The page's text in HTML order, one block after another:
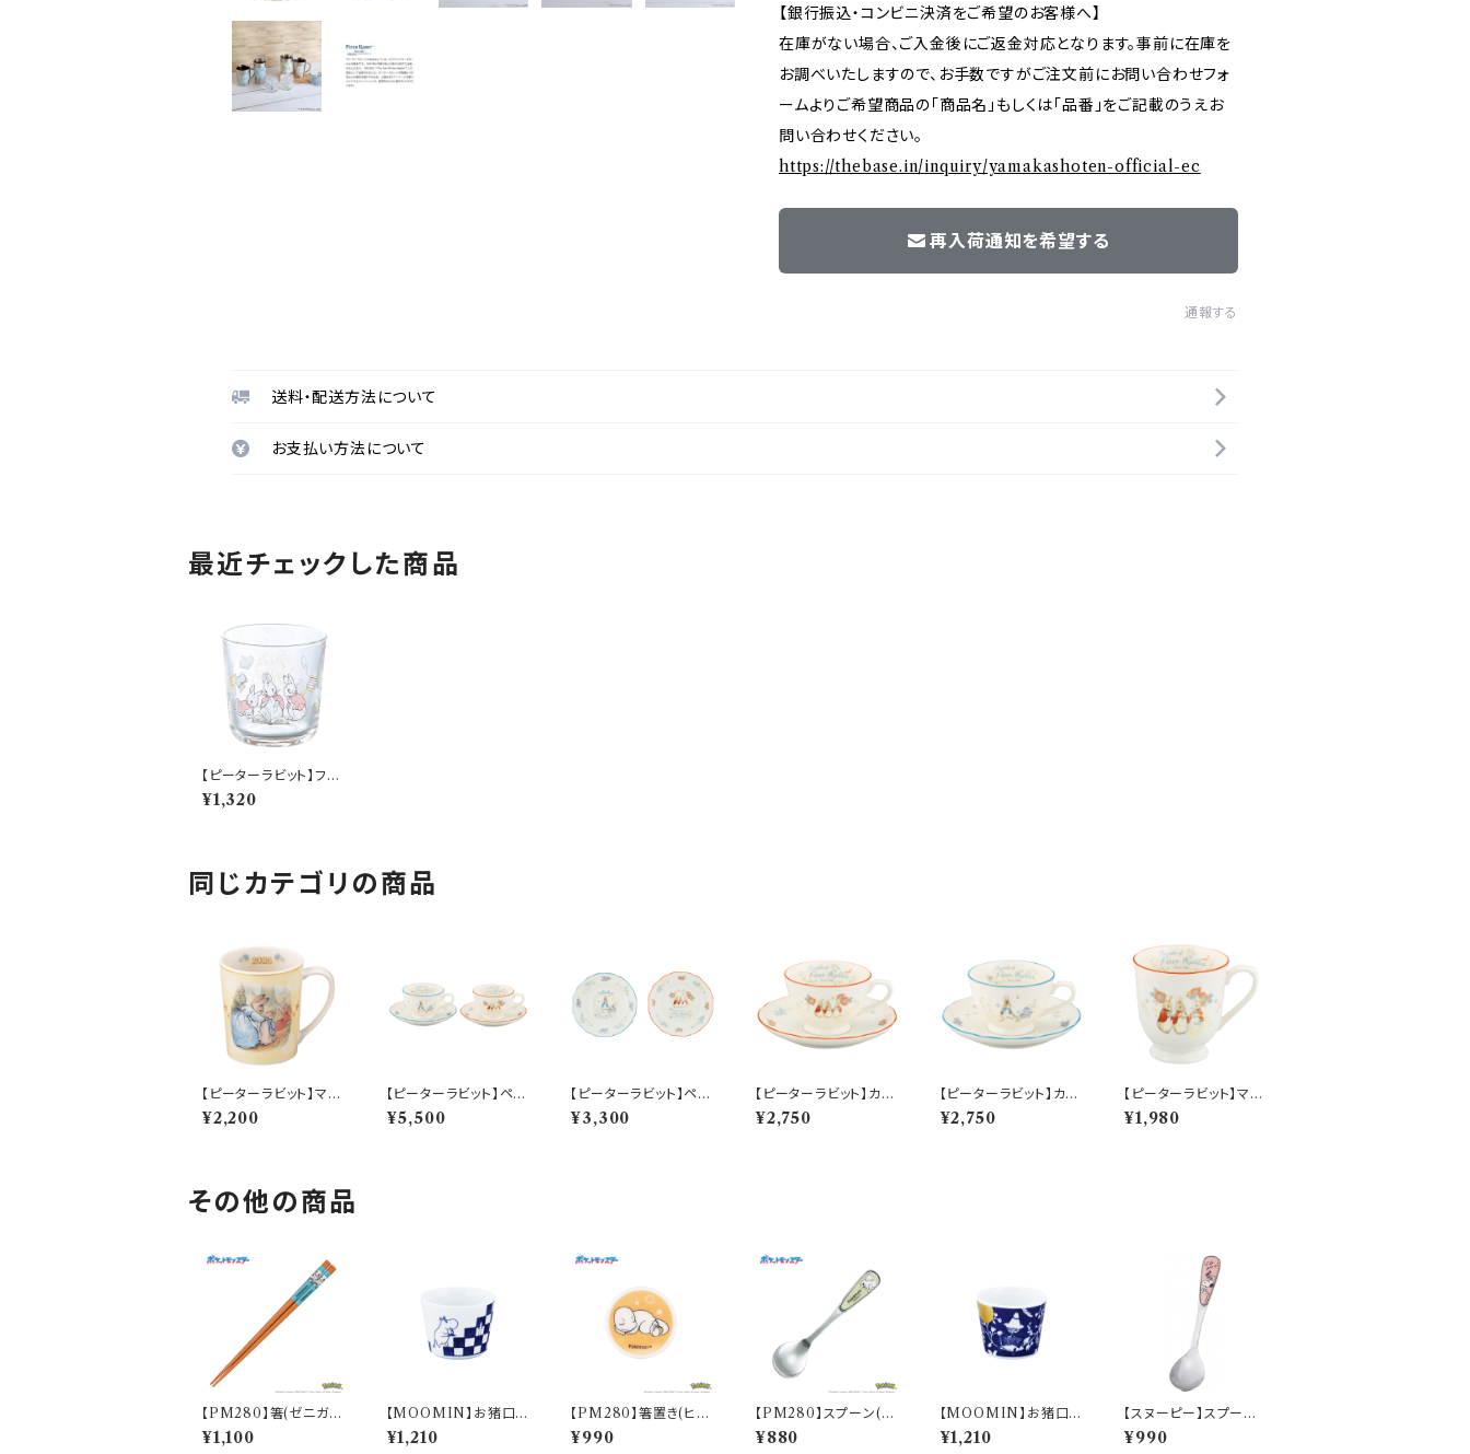
【銀行振込・コンビニ決済をご希望のお客様へ】
在庫がない場合、ご入金後にご返金対応となります。事前に在庫を
お調べいたしますので、お手数ですがご注文前にお問い合わせフォ
ームよりご希望商品の「商品名」もしくは「品番」をご記載のうえお
問い合わせください。
https://thebase.in/inquiry/yamakashoten-official-ec
再入荷通知を希望する
通報する
送料・配送方法について
お支払い方法について
最近チェックした商品
【ピーターラビット】フリ
ーグラス（シスターズ）
【リトルブック】PR622-
¥1,320
同じカテゴリの商品
【ピーターラビット】マグ
(2026)【SN2026】PR
2026-11
¥2,200
【ピーターラビット】ペア
カップ＆ソーサーセット
【PR650】 PR650-1
¥5,500
【ピーターラビット】ペア
ケーキプレートセット【P
R650】 PR650-153
¥3,300
【ピーターラビット】カッ
プ＆ソーサー(シスター
ズ)【PR650】 PR652-
¥2,750
【ピーターラビット】カッ
プ＆ソーサー(ピーター)
【PR650】 PR651-28
¥2,750
【ピーターラビット】マグ
(シスターズ)【PR650】
PR652-11
¥1,980
その他の商品
【PM280】箸(ゼニガメ)
【Daily Sketch】PM2
83-840
¥1,100
【MOOMIN】お猪口(I
CHIMATSU)【MM2
0000】MM20001-34
¥1,210
【PM280】箸置き(ヒト
カゲ)【Daily Sketch】P
M282-402
¥990
【PM280】スプーン(フ
シギダネ)【Daily Sketc
h】PM281-850
¥880
【MOOMIN】お猪口
(KARAKUSA)【MM2
0000】MM20002-3
¥1,210
【スヌーピー】スプーン
（レッド）【シーズン】
¥990